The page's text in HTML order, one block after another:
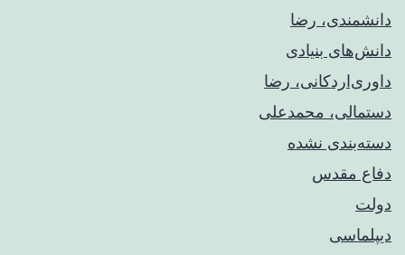
دانشمندی، رضا
دانش‌های بنیادی
داوری‌اردکانی، رضا
دستمالی، محمدعلی
دسته‌بندی نشده
دفاع مقدس
دولت
دیپلماسی